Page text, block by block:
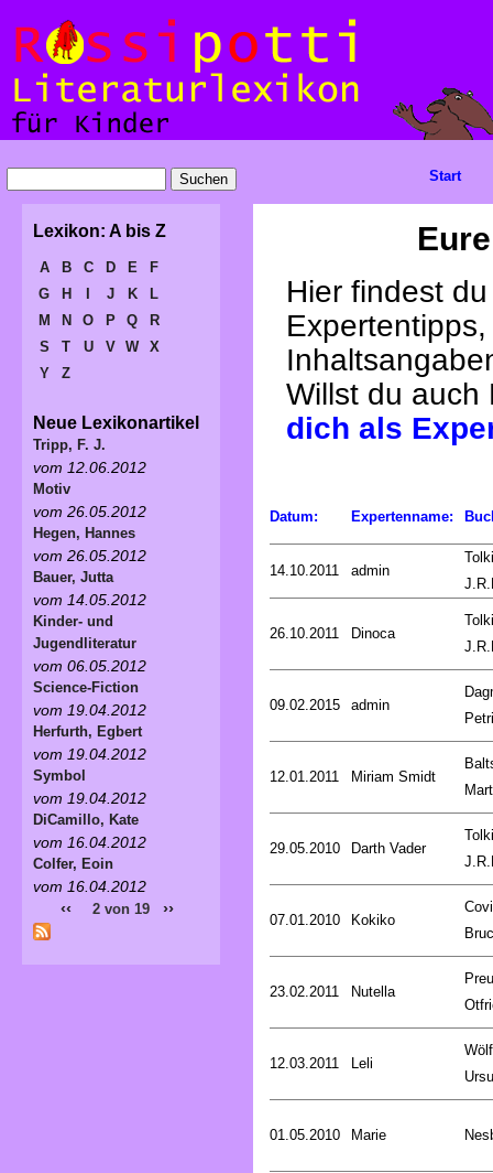
Hier findest
Willst du
dich als
Datum: Expertenname:
14.10.2011 admin
26.10.2011 Dinoca
09.02.2015 admin
12.01.2011 Miriam Smidt
29.05.2010 Darth Vader
07.01.2010 Kokiko
23.02.2011 Nutella
12.03.2011 Leli
01.05.2010 Marie
Start
Lexikon: A bis Z
A B C D E
F
G
H J K
L
M
N O P Q
R
S
T U V W
X
Y
Z
Neue Lexikonartikel
Tripp, F. J.
vom 12.06.2012
Motiv
vom 26.05.2012
Hegen, Hannes
vom 26.05.2012
Bauer, Jutta
vom 14.05.2012
Kinder- und
Jugendliteratur
vom 06.05.2012
Science-Fiction
vom 19.04.2012
Herfurth, Egbert
vom 19.04.2012
Symbol
vom 19.04.2012
DiCamillo, Kate
vom 16.04.2012
Colfer, Eoin
vom 16.04.2012
‹‹ 2 von 19 ››